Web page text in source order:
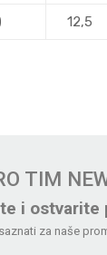
12,5
TIM
i ostvarite
za naše